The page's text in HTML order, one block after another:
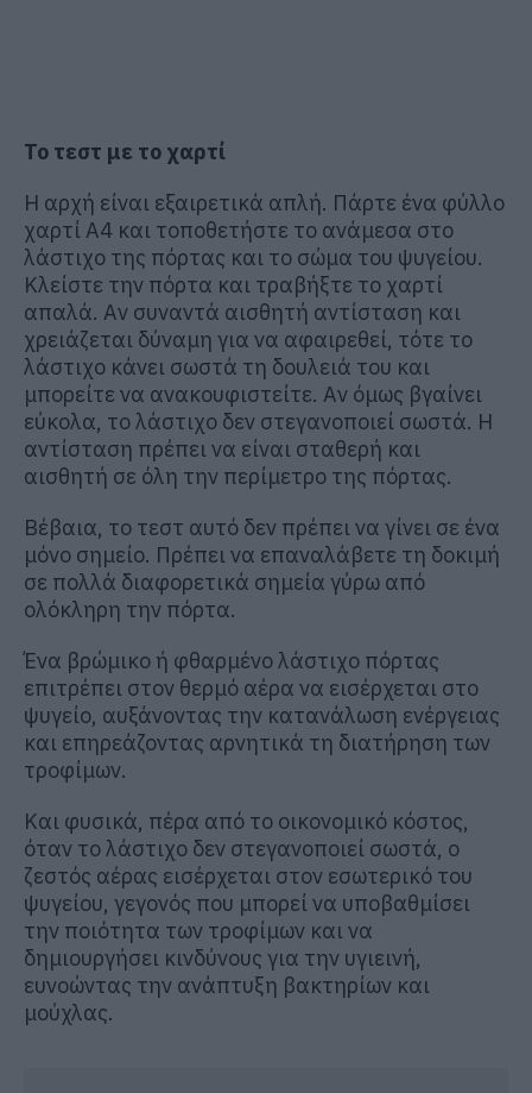
Το τεστ με το χαρτί
Η αρχή είναι εξαιρετικά απλή. Πάρτε ένα φύλλο
χαρτί Α4 και τοποθετήστε το ανάμεσα στο
λάστιχο της πόρτας και το σώμα του ψυγείου.
Κλείστε την πόρτα και τραβήξτε το χαρτί
απαλά. Αν συναντά αισθητή αντίσταση και
χρειάζεται δύναμη για να αφαιρεθεί, τότε το
λάστιχο κάνει σωστά τη δουλειά του και
μπορείτε να ανακουφιστείτε. Αν όμως βγαίνει
εύκολα, το λάστιχο δεν στεγανοποιεί σωστά. Η
αντίσταση πρέπει να είναι σταθερή και
αισθητή σε όλη την περίμετρο της πόρτας.
Βέβαια, το τεστ αυτό δεν πρέπει να γίνει σε ένα
μόνο σημείο. Πρέπει να επαναλάβετε τη δοκιμή
σε πολλά διαφορετικά σημεία γύρω από
ολόκληρη την πόρτα.
Ένα βρώμικο ή φθαρμένο λάστιχο πόρτας
επιτρέπει στον θερμό αέρα να εισέρχεται στο
ψυγείο, αυξάνοντας την κατανάλωση ενέργειας
και επηρεάζοντας αρνητικά τη διατήρηση των
τροφίμων.
Και φυσικά, πέρα από το οικονομικό κόστος,
όταν το λάστιχο δεν στεγανοποιεί σωστά, ο
ζεστός αέρας εισέρχεται στον εσωτερικό του
ψυγείου, γεγονός που μπορεί να υποβαθμίσει
την ποιότητα των τροφίμων και να
δημιουργήσει κινδύνους για την υγιεινή,
ευνοώντας την ανάπτυξη βακτηρίων και
μούχλας.